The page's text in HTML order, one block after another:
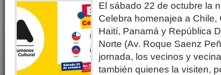
El sábado 22 de octubre la
Celebra homenajea a Chile,
Haití, Panamá y República
Norte (Av. Roque Saenz
jornada, los vecinos y
también quienes la visiten,